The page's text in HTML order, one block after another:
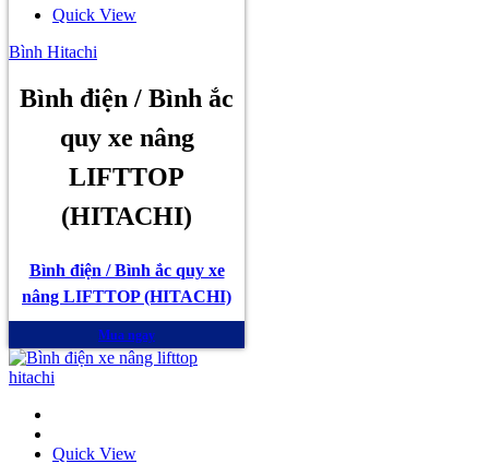
Quick View
Bình Hitachi
Bình điện / Bình ắc
quy xe nâng
LIFTTOP
(HITACHI)
Bình điện / Bình ắc quy xe
nâng LIFTTOP (HITACHI)
Mua ngay
Quick View